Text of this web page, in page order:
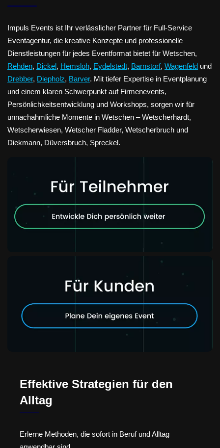
Impuls Events ist Ihr verlässlicher Partner für Full-Service
Eventagentur, die kreative Konzepte und professionelle
Dienstleistungen für jedes Eventformat bietet für Wetschen,
Rehden, Dickel, Hemsloh, Eydelstedt, Barnstorf, Wagenfeld und
Drebber, Diepholz, Barver. Mit tiefer Expertise in Eventplanung
und einem klaren Schwerpunkt auf Firmenevents,
Persönlichkeitsentwicklung und Workshops, sorgen wir für
unnachahmliche Momente in Wetschen – Wetscherhardt,
Wetscherwiesen, Wetscher Fladder, Wetscherbruch und
Diekmann, Düversbruch, Spreckel.
Effektive Strategien für den
Alltag
Erlerne Methoden, die sofort in Beruf und Alltag